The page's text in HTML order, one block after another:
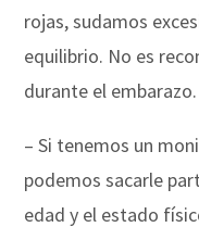
rojas, sudamos
equilibrio. No es
durante el embarazo.
– Si tenemos un
podemos sacarle
edad y el estado